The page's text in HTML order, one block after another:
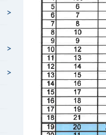
>
>
>